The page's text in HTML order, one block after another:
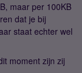
maar per 100KB
dat je bij
staat echter wel
moment zijn zij